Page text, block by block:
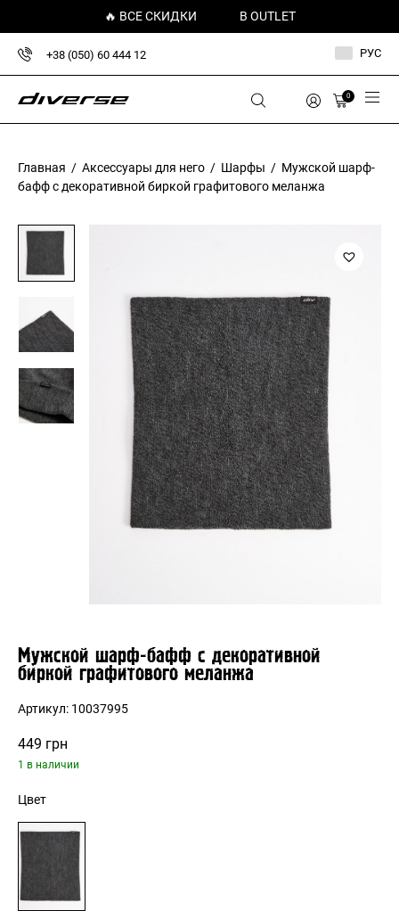
🔥 ВСЕ СКИДКИ В OUTLET
+38 (050) 60 444 12 РУС
0
Главная / Аксессуары для него / Шарфы / Мужской шарф-
бафф с декоративной биркой графитового меланжа
Мужской шарф-бафф с декоративной
биркой графитового меланжа
449 грн
1 в наличии
Артикул: 10037995
Цвет